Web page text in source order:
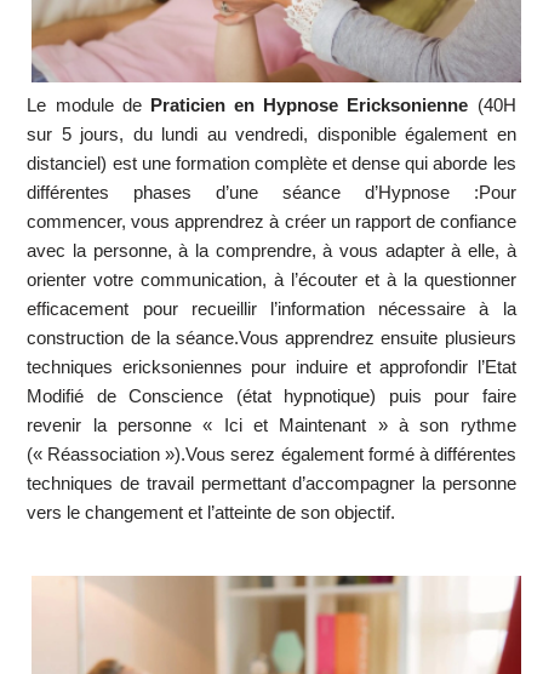
Le module de Praticien en Hypnose Ericksonienne (40H
sur 5 jours, du lundi au vendredi, disponible également en
distanciel) est une formation complète et dense qui aborde les
différentes phases d’une séance d’Hypnose :Pour
commencer, vous apprendrez à créer un rapport de confiance
avec la personne, à la comprendre, à vous adapter à elle, à
orienter votre communication, à l’écouter et à la questionner
efficacement pour recueillir l’information nécessaire à la
construction de la séance.Vous apprendrez ensuite plusieurs
techniques ericksoniennes pour induire et approfondir l’Etat
Modifié de Conscience (état hypnotique) puis pour faire
revenir la personne « Ici et Maintenant » à son rythme
(« Réassociation »).Vous serez également formé à différentes
techniques de travail permettant d’accompagner la personne
vers le changement et l’atteinte de son objectif.